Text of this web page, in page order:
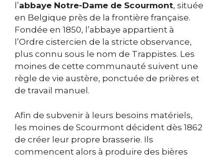
l’abbaye Notre-Dame de Scourmont, située
en Belgique près de la frontière française.
Fondée en 1850, l’abbaye appartient à
l’Ordre cistercien de la stricte observance,
plus connu sous le nom de Trappistes. Les
moines de cette communauté suivent une
règle de vie austère, ponctuée de prières et
de travail manuel.
Afin de subvenir à leurs besoins matériels,
les moines de Scourmont décident dès 1862
de créer leur propre brasserie. Ils
commencent alors à produire des bières